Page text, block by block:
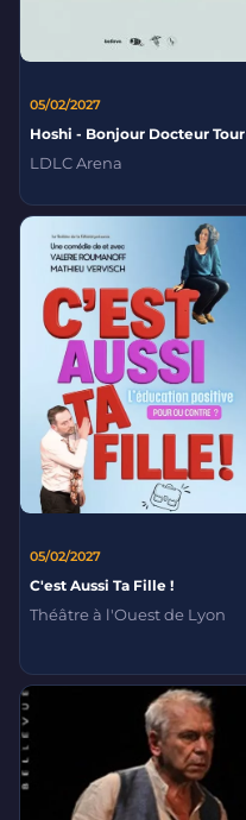
05/02/2027
Hoshi - Bonjour Docteur Tour
LDLC Arena
05/02/2027
C'est Aussi Ta Fille !
Théâtre à l'Ouest de Lyon